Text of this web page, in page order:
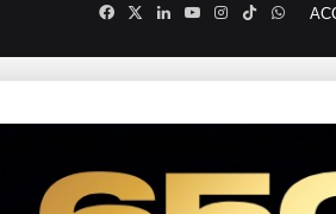
Facebook
X LinkedinYouTubeInstagram
TikTok